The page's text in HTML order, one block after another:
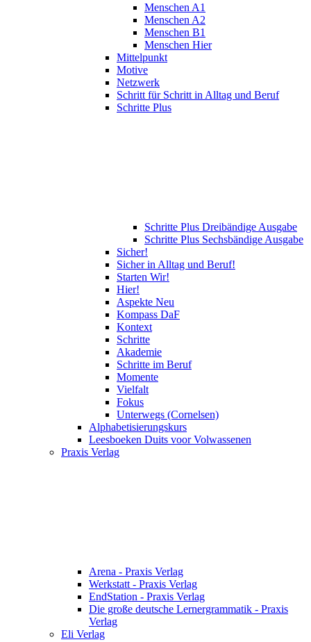
Menschen A1
Menschen A2
Menschen B1
Menschen Hier
Mittelpunkt
Motive
Netzwerk
Schritt für Schritt in Alltag und Beruf
Schritte Plus
Schritte Plus Dreibändige Ausgabe
Schritte Plus Sechsbändige Ausgabe
Sicher!
Sicher in Alltag und Beruf!
Starten Wir!
Hier!
Aspekte Neu
Kompass DaF
Kontext
Schritte
Akademie
Schritte im Beruf
Momente
Vielfalt
Fokus
Unterwegs (Cornelsen)
Alphabetisierungskurs
Leesboeken Duits voor Volwassenen
Praxis Verlag
Arena - Praxis Verlag
Werkstatt - Praxis Verlag
EndStation - Praxis Verlag
Die große deutsche Lernergrammatik - Praxis
Verlag
Eli Verlag